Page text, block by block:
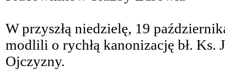
W przyszłą niedzielę, 19
modlili o rychłą kanonizację bł. Ks.
Ojczyzny.